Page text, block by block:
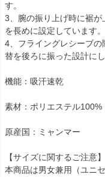
す。
3、腕の振り上げ時に裾
を長めに設定しています。
4、フライングレシーブ
替を後ろに振った設計にし
機能：吸汗速乾
素材：ポリエステル100%
原産国：ミャンマー
【サイズに関するご注意】
本商品は男女兼用（ユニ